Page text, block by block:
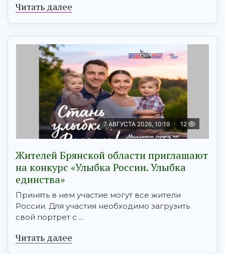
Читать далее
7 АВГУСТА 2026, 10:19 12
Жителей Брянской области приглашают
на конкурс «Улыбка России. Улыбка
единства»
Принять в нем участие могут все жители
России. Для участия необходимо загрузить
свой портрет с ...
Читать далее